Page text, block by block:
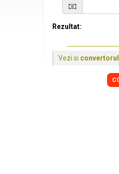
Rezultat:
Vezi si convertorul